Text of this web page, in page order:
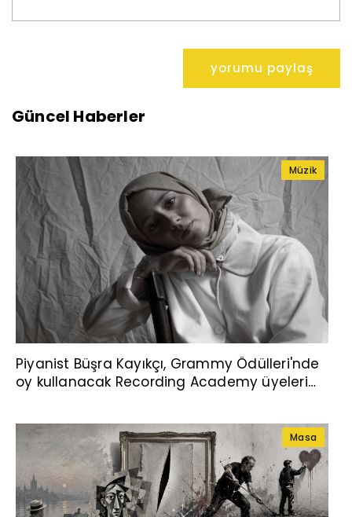
Güncel Haberler
Müzik
Piyanist Büşra Kayıkçı, Grammy Ödülleri'nde
oy kullanacak Recording Academy üyeleri
Masa